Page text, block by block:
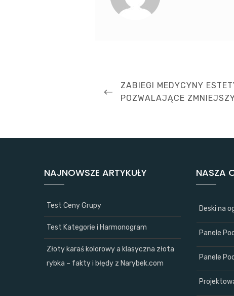
Nawigacja
wpisu
PREVIOUS
POST
ZABIEGI MEDYCYNY
POZWALAJĄCE
NAJNOWSZE ARTYKUŁY
Test Ceny Grupy
Test Kategorie i Harmonogram
Złoty karaś kolorowy a klasyczna złota
rybka – fakty i błędy z Narybek.com
NASZA
Deski na
Panele
Panele